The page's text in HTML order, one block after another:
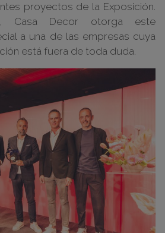
proyectos de la Exposición.
Casa Decor otorga este
a una de las empresas cuya
está fuera de toda duda.